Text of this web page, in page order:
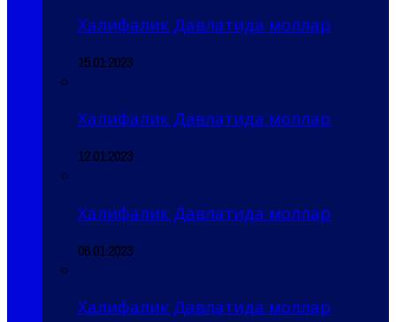
Халифалик Давлатида моллар
15.01.2023
Халифалик Давлатида моллар
12.01.2023
Халифалик Давлатида моллар
06.01.2023
Халифалик Давлатида моллар